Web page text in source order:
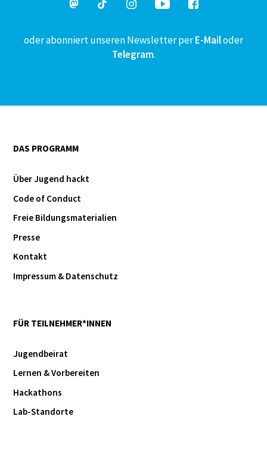
oder abonniert unseren Newsletter perE-Mailoder
Telegram.
DAS PROGRAMM
Über Jugend hackt
Code of Conduct
Freie Bildungsmaterialien
Presse
Kontakt
Impressum & Datenschutz
FÜR TEILNEHMER*INNEN
Jugendbeirat
Lernen & Vorbereiten
Hackathons
Lab-Standorte